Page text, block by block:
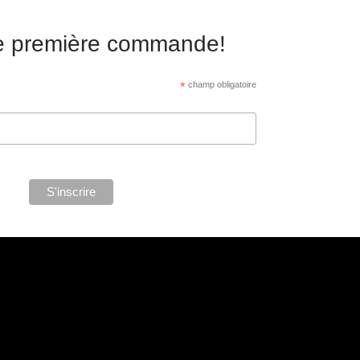
commande!
*champ obligatoire